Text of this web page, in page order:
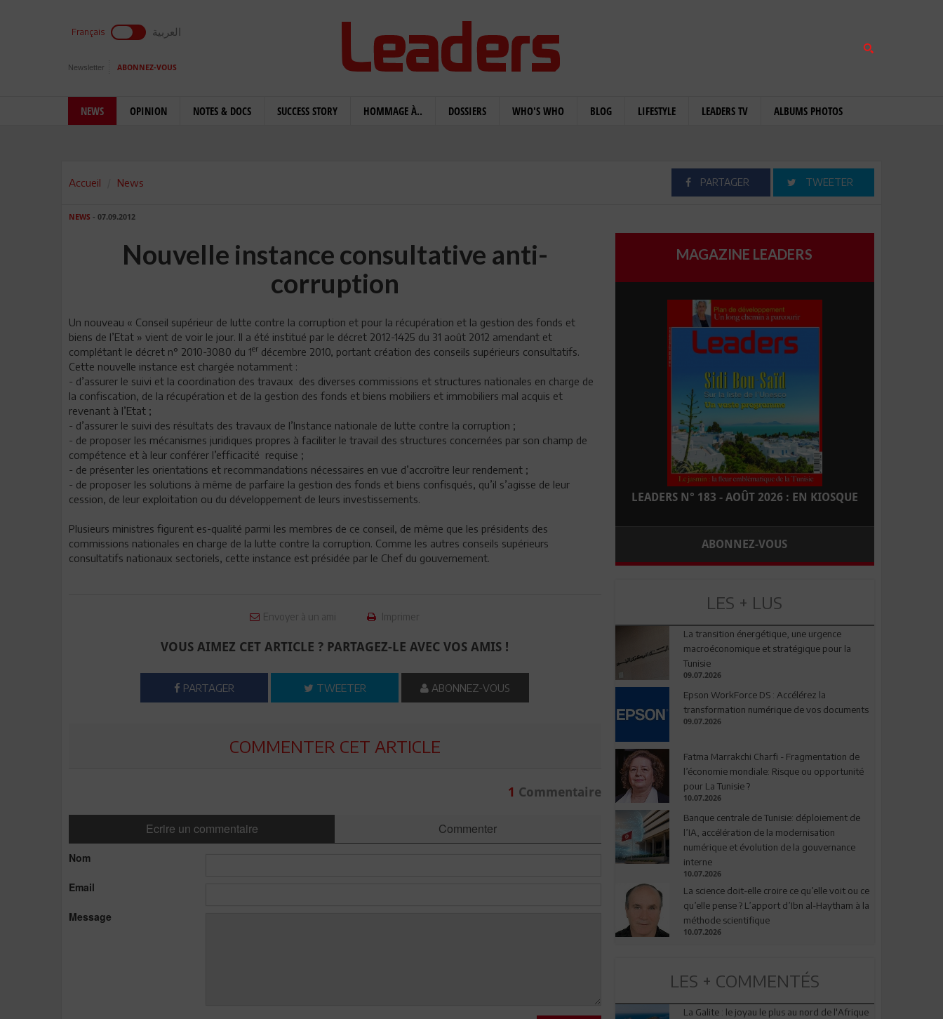
Français العربية
Newsletter ABONNEZ-VOUS
NEWS OPINION NOTES & DOCS SUCCESS STORY HOMMAGE À.. DOSSIERS WHO'S WHO BLOG LIFESTYLE LEADERS TV ALBUMS PHOTOS
Accueil News PARTAGER TWEETER
NEWS - 07.09.2012
Nouvelle instance consultative anti-
corruption
Un nouveau « Conseil supérieur de lutte contre la corruption et pour la récupération et la gestion des fonds et
biens de l’Etat » vient de voir le jour. Il a été institué par le décret 2012-1425 du 31 août 2012 amendant et
complétant le décret n° 2010-3080 du 1er décembre 2010, portant création des conseils supérieurs consultatifs.
Cette nouvelle instance est chargée notamment :
- d’assurer le suivi et la coordination des travaux des diverses commissions et structures nationales en charge de
la confiscation, de la récupération et de la gestion des fonds et biens mobiliers et immobiliers mal acquis et
revenant à l’Etat ;
- d’assurer le suivi des résultats des travaux de l’Instance nationale de lutte contre la corruption ;
- de proposer les mécanismes juridiques propres à faciliter le travail des structures concernées par son champ de
compétence et à leur conférer l’efficacité requise ;
- de présenter les orientations et recommandations nécessaires en vue d’accroître leur rendement ;
- de proposer les solutions à même de parfaire la gestion des fonds et biens confisqués, qu’il s’agisse de leur
cession, de leur exploitation ou du développement de leurs investissements.
Plusieurs ministres figurent es-qualité parmi les membres de ce conseil, de même que les présidents des
commissions nationales en charge de la lutte contre la corruption. Comme les autres conseils supérieurs
consultatifs nationaux sectoriels, cette instance est présidée par le Chef du gouvernement.
Envoyer à un ami Imprimer
VOUS AIMEZ CET ARTICLE ? PARTAGEZ-LE AVEC VOS AMIS !
PARTAGER TWEETER ABONNEZ-VOUS
COMMENTER CET ARTICLE
1 Commentaire
Ecrire un commentaire Commenter
Nom
Email
Message
MAGAZINE LEADERS
LEADERS N° 183 - AOÛT 2026 : EN KIOSQUE
ABONNEZ-VOUS
LES + LUS
La transition énergétique, une urgence
macroéconomique et stratégique pour la
Tunisie
09.07.2026
Epson WorkForce DS : Accélérez la
transformation numérique de vos documents
09.07.2026
Fatma Marrakchi Charfi - Fragmentation de
l’économie mondiale: Risque ou opportunité
pour La Tunisie ?
10.07.2026
Banque centrale de Tunisie: déploiement de
l’IA, accélération de la modernisation
numérique et évolution de la gouvernance
interne
10.07.2026
La science doit-elle croire ce qu’elle voit ou ce
qu’elle pense ? L’apport d’Ibn al-Haytham à la
méthode scientifique
10.07.2026
LES + COMMENTÉS
La Galite : le joyau le plus au nord de l'Afrique